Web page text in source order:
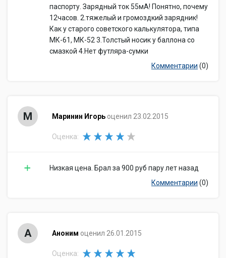
паспорту. Зарядный ток 55мА! Понятно, почему
12часов. 2.тяжелый и громоздкий зарядник!
Как у старого советского калькулятора, типа
МК-61, МК-52 3.Толстый носик у баллона со
смазкой 4.Нет футляра-сумки
Комментарии (0)
М Маринин Игорь оценил 23.02.2015
Оценка:
Низкая цена. Брал за 900 руб пару лет назад
Комментарии (0)
А Аноним оценил 26.01.2015
Оценка: